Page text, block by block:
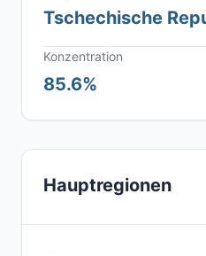
Tschechische
Konzentration
85.6%
Hauptregionen